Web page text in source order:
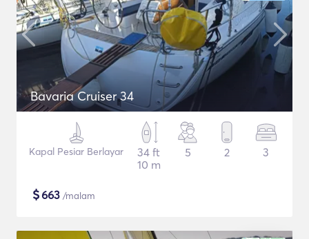
Bavaria Cruiser 34
Kapal Pesiar Berlayar
34 ft
10 m
5 2 3
$663 /malam